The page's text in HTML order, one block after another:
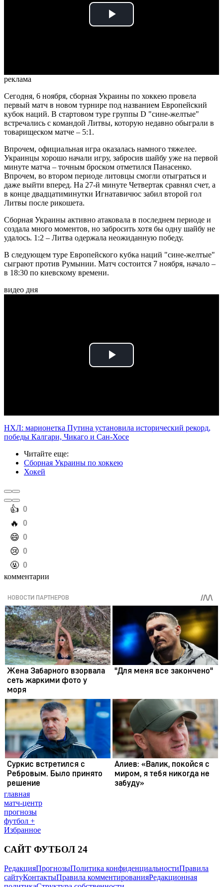
Play
реклама
Сегодня, 6 ноября, сборная Украины по хоккею провела
первый матч в новом турнире под названием Европейский
кубок наций. В стартовом туре группы D "сине-желтые"
встречались с командой Литвы, которую недавно обыграли в
товарищеском матче – 5:1.
Впрочем, официальная игра оказалась намного тяжелее.
Украинцы хорошо начали игру, забросив шайбу уже на первой
минуте матча – точным броском отметился Панасенко.
Впрочем, во втором периоде литовцы смогли отыграться и
даже выйти вперед. На 27-й минуте Четвертак сравнял счет, а
в конце двадцатиминутки Игнатавичюс забил второй гол
Литвы после рикошета.
Сборная Украины активно атаковала в последнем периоде и
создала много моментов, но забросить хотя бы одну шайбу не
удалось. 1:2 – Литва одержала неожиданную победу.
В следующем туре Европейского кубка наций "сине-желтые"
сыграют против Румынии. Матч состоится 7 ноября, начало –
в 18:30 по киевскому времени.
видео дня
Play
НХЛ: марионетка Путина установила исторический рекорд,
победы Калгари, Чикаго и Сан-Хосе
Читайте еще:
Сборная Украины по хоккею
Хокей
️👍 0
️🔥 0
️😄 0
️😢 0
️🤬 0
комментарии
главная
матч-центр
прогнозы
футбол +
Избранное
САЙТ ФУТБОЛ 24
РедакцияПрогнозыПолитика конфиденциальностиПравила
сайтуКонтактыПравила комментированияРедакционная